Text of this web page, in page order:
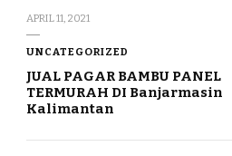
APRIL 11, 2021
UNCATEGORIZED
JUAL PAGAR BAMBU PANEL
TERMURAH DI Banjarmasin
Kalimantan